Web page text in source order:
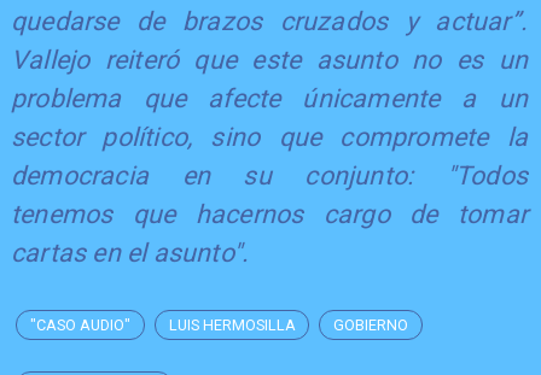
quedarse de brazos cruzados y actuar”.
Vallejo reiteró que este asunto no es un
problema que afecte únicamente a un
sector político, sino que compromete la
democracia en su conjunto: "Todos
tenemos que hacernos cargo de tomar
cartas en el asunto".
"CASO AUDIO" LUIS HERMOSILLA GOBIERNO